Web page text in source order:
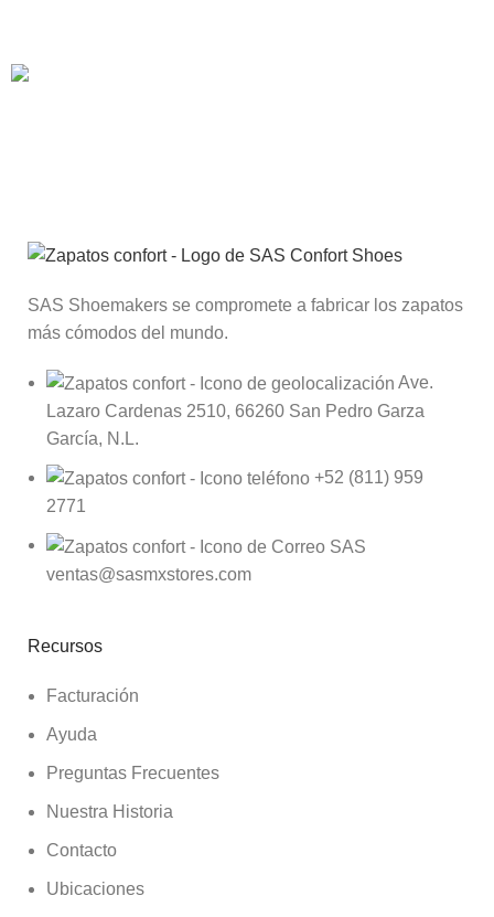
SAS Shoemakers se compromete a fabricar los zapatos
más cómodos del mundo.
Ave.
Lazaro Cardenas 2510, 66260 San Pedro Garza
García, N.L.
+52 (811) 959
2771
ventas@sasmxstores.com
Recursos
Facturación
Ayuda
Preguntas Frecuentes
Nuestra Historia
Contacto
Ubicaciones